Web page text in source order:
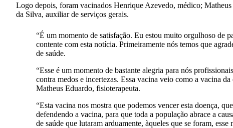
Logo depois, foram vacinados Henrique Azevedo, médico;
da Silva, auxiliar de serviços gerais.
“É um momento de satisfação. Eu estou muito orgulhoso de
contente com esta notícia. Primeiramente nós temos que
de saúde.
“Esse é um momento de bastante alegria para nós
contra medos e incertezas. Essa vacina veio como a vacina
Matheus Eduardo, fisioterapeuta.
“Esta vacina nos mostra que podemos vencer esta doença,
defendendo a vacina, para que toda a população abrace a
de saúde que lutaram arduamente, àqueles que se foram,